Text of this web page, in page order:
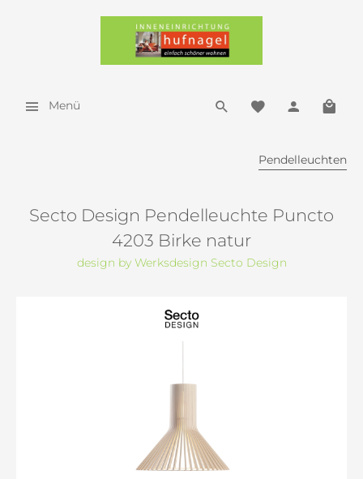
Menü
Pendelleuchten
Secto Design Pendelleuchte Puncto
4203 Birke natur
design by Werksdesign Secto Design